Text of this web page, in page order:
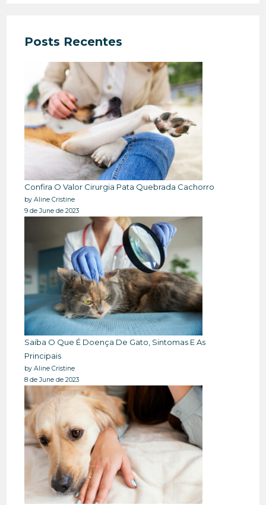
Posts Recentes
Confira O Valor Cirurgia Pata Quebrada Cachorro
by Aline Cristine
9 de June de 2023
Saiba O Que É Doença De Gato, Sintomas E As
Principais
by Aline Cristine
8 de June de 2023